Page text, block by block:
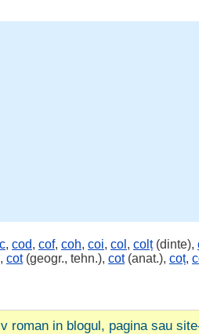
, cod, cof, coh, coi, col , colț(dinte),
cot(geogr., tehn.), cot(anat.), coț,
roman in blogul, pagina sau